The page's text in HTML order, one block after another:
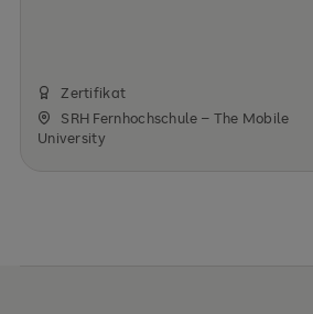
Zertifikat
SRH Fernhochschule – The Mobile
University